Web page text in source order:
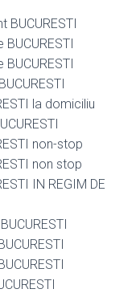
BUCURESTI
la domiciliu
non-stop
non stop
IN REGIM DE